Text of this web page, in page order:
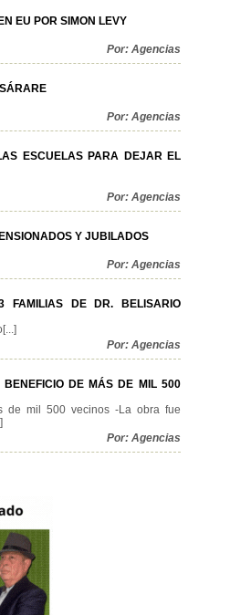
EU POR SIMON LEVY
Por: Agencias
Por: Agencias
ESCUELAS PARA DEJAR EL
Por: Agencias
Y JUBILADOS
Por: Agencias
FAMILIAS DE DR. BELISARIO
Por: Agencias
BENEFICIO DE MÁS DE MIL 500
de mil 500 vecinos -La obra fue
Por: Agencias